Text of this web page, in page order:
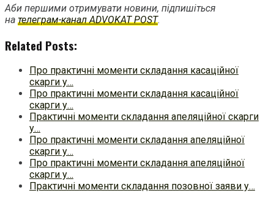
Аби першими отримувати новини, підпишіться
на телеграм-канал ADVOKAT POST.
Related Posts:
Про практичні моменти складання касаційної
скарги у…
Про практичні моменти складання касаційної
скарги у…
Практичні моменти складання апеляційної скарги
у…
Про практичні моменти складання апеляційної
скарги у…
Про практичні моменти складання апеляційної
скарги у…
Практичні моменти складання позовної заяви у…